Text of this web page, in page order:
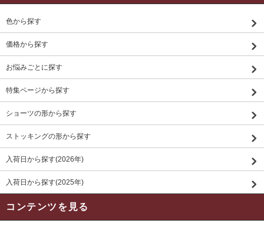
色から探す
価格から探す
お悩みごとに探す
特集ページから探す
ショーツの形から探す
ストッキングの形から探す
入荷日から探す(2026年)
入荷日から探す(2025年)
コンテンツを見る